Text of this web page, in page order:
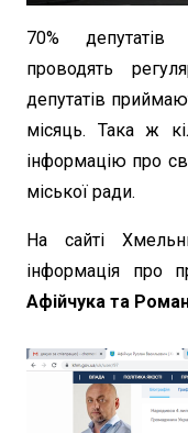
70% депутатів
проводять
депутатів
місяць. Така ж
інформацію про
міської ради.
На сайті
інформація про
Афійчука та